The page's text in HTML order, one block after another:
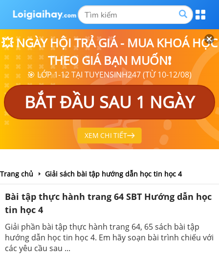
💥 NGÀY HỘI TRẢ GIÁ - MUA KHOÁ HỌC
THEO GIÁ BẠN MUỐN❗
🎯 LỚP 1-12 TẠI TUYENSINH247 (TỪ 10-12/08)
BẮT ĐẦU SAU 1 NGÀY
XEM CHI TIẾT
Trang chủ Giải sách bài tập hướng dẫn học tin học 4
Bài tập thực hành trang 64 SBT Hướng dẫn học
tin học 4
Giải phần bài tập thực hành trang 64, 65 sách bài tập
hướng dẫn học tin học 4. Em hãy soạn bài trình chiếu với
các yêu cầu sau ...